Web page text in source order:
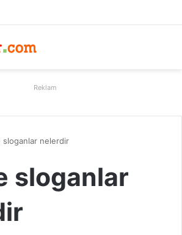
Reklam
sloganlar nelerdir
sloganlar